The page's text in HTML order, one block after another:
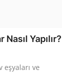
Yapılır?
ve